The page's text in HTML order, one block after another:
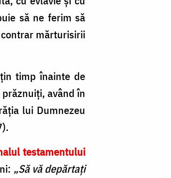
să ne ferim să
mărturisirii
timp înainte de
având în
lui Dumnezeu
testamentului
„Să vă depărtaţi